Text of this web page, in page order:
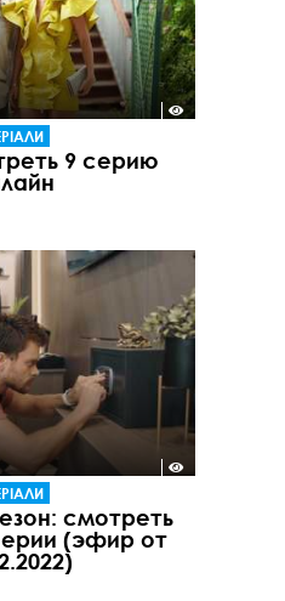
9 серию
смотреть
(эфир от